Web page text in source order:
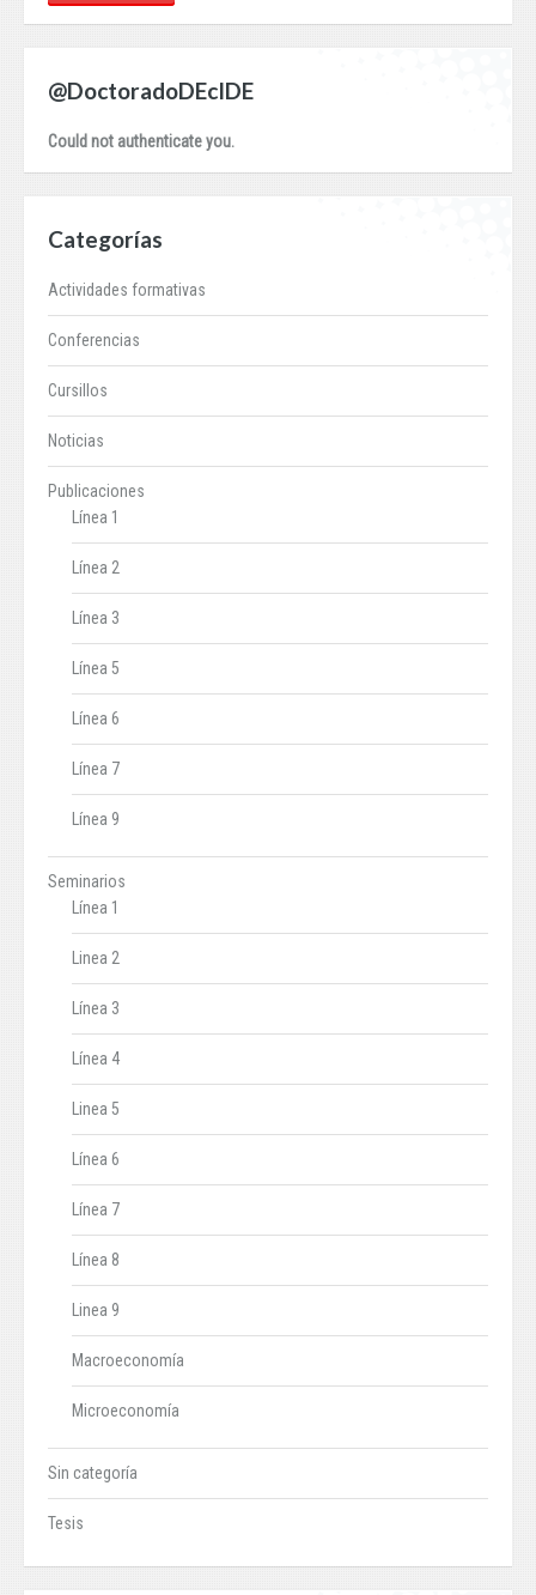
@DoctoradoDEcIDE
Could not authenticate you.
Categorías
Actividades formativas
Conferencias
Cursillos
Noticias
Publicaciones
Línea 1
Línea 2
Línea 3
Línea 5
Línea 6
Línea 7
Línea 9
Seminarios
Línea 1
Linea 2
Línea 3
Línea 4
Linea 5
Línea 6
Línea 7
Línea 8
Linea 9
Macroeconomía
Microeconomía
Sin categoría
Tesis